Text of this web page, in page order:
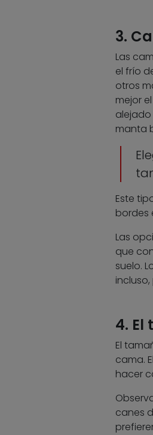
3.
Las
el frío
otros
mejor
manta
Este
bordes
Las
que
suelo.
4.
El
cama.
hacer
canes